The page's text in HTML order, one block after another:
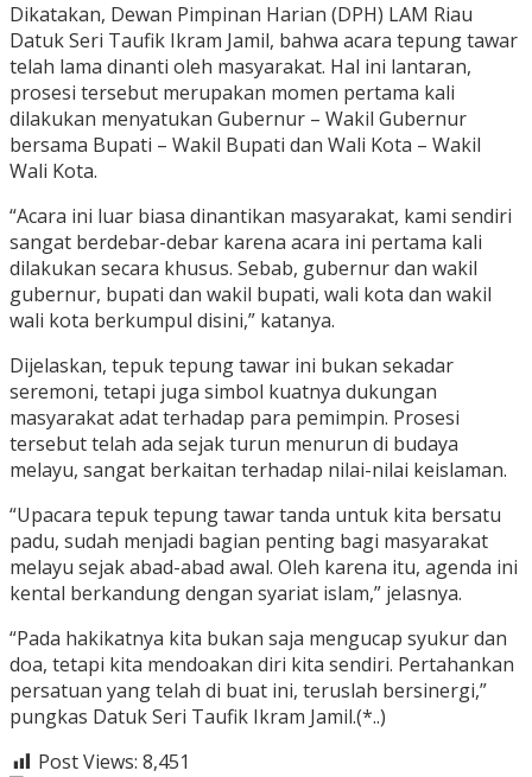
Dikatakan, Dewan Pimpinan Harian (DPH) LAM Riau
Datuk Seri Taufik Ikram Jamil, bahwa acara tepung tawar
telah lama dinanti oleh masyarakat. Hal ini lantaran,
prosesi tersebut merupakan momen pertama kali
dilakukan menyatukan Gubernur – Wakil Gubernur
bersama Bupati – Wakil Bupati dan Wali Kota – Wakil
Wali Kota.
“Acara ini luar biasa dinantikan masyarakat, kami sendiri
sangat berdebar-debar karena acara ini pertama kali
dilakukan secara khusus. Sebab, gubernur dan wakil
gubernur, bupati dan wakil bupati, wali kota dan wakil
wali kota berkumpul disini,” katanya.
Dijelaskan, tepuk tepung tawar ini bukan sekadar
seremoni, tetapi juga simbol kuatnya dukungan
masyarakat adat terhadap para pemimpin. Prosesi
tersebut telah ada sejak turun menurun di budaya
melayu, sangat berkaitan terhadap nilai-nilai keislaman.
“Upacara tepuk tepung tawar tanda untuk kita bersatu
padu, sudah menjadi bagian penting bagi masyarakat
melayu sejak abad-abad awal. Oleh karena itu, agenda ini
kental berkandung dengan syariat islam,” jelasnya.
“Pada hakikatnya kita bukan saja mengucap syukur dan
doa, tetapi kita mendoakan diri kita sendiri. Pertahankan
persatuan yang telah di buat ini, teruslah bersinergi,”
pungkas Datuk Seri Taufik Ikram Jamil.(*..)
Post Views: 8,451